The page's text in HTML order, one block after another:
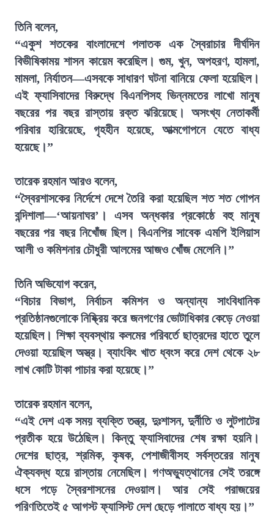
তিনি বলেন,
“একুশ শতকের বাংলাদেশে পলাতক এক স্বৈরাচার দীর্ঘদিন
বিভীষিকাময় শাসন কায়েম করেছিল। গুম, খুন, অপহরণ, হামলা,
মামলা, নির্যাতন—এসবকে সাধারণ ঘটনা বানিয়ে ফেলা হয়েছিল।
এই ফ্যাসিবাদের বিরুদ্ধে বিএনপিসহ ভিন্নমতের লাখো মানুষ
বছরের পর বছর রাস্তায় রক্ত ঝরিয়েছে। অসংখ্য নেতাকর্মী
পরিবার হারিয়েছে, গৃহহীন হয়েছে, আত্মগোপনে যেতে বাধ্য
হয়েছে।”
তারেক রহমান আরও বলেন,
“স্বৈরশাসকের নির্দেশে দেশে তৈরি করা হয়েছিল শত শত গোপন
বন্দিশালা—‘আয়নাঘর’। এসব অন্ধকার প্রকোষ্ঠে বহু মানুষ
বছরের পর বছর নিখোঁজ ছিল। বিএনপির সাবেক এমপি ইলিয়াস
আলী ও কমিশনার চৌধুরী আলমের আজও খোঁজ মেলেনি।”
তিনি অভিযোগ করেন,
“বিচার বিভাগ, নির্বাচন কমিশন ও অন্যান্য সাংবিধানিক
প্রতিষ্ঠানগুলোকে নিষ্ক্রিয় করে জনগণের ভোটাধিকার কেড়ে নেওয়া
হয়েছিল। শিক্ষা ব্যবস্থায় কলমের পরিবর্তে ছাত্রদের হাতে তুলে
দেওয়া হয়েছিল অস্ত্র। ব্যাংকিং খাত ধ্বংস করে দেশ থেকে ২৮
লাখ কোটি টাকা পাচার করা হয়েছে।”
তারেক রহমান বলেন,
“এই দেশ এক সময় ব্যক্তি তন্ত্র, দুঃশাসন, দুর্নীতি ও লুটপাটের
প্রতীক হয়ে উঠেছিল। কিন্তু ফ্যাসিবাদের শেষ রক্ষা হয়নি।
দেশের ছাত্র, শ্রমিক, কৃষক, পেশাজীবীসহ সর্বস্তরের মানুষ
ঐক্যবদ্ধ হয়ে রাস্তায় নেমেছিল। গণঅভ্যুত্থানের সেই তরঙ্গে
ধসে পড়ে স্বৈরশাসনের দেওয়াল। আর সেই পরাজয়ের
পরিণতিতেই ৫ আগস্ট ফ্যাসিস্ট দেশ ছেড়ে পালাতে বাধ্য হয়।”